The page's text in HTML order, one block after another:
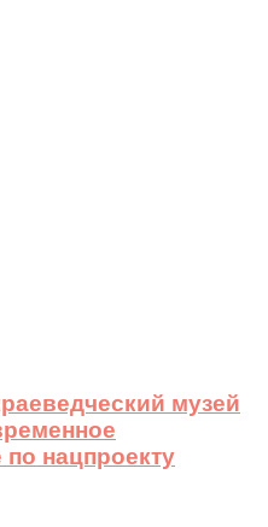
музей
нацпроекту